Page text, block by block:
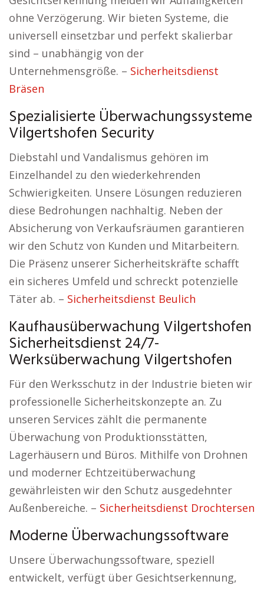
ohne Verzögerung. Wir bieten Systeme, die
universell einsetzbar und perfekt skalierbar
sind – unabhängig von der
Unternehmensgröße. – Sicherheitsdienst
Bräsen
Spezialisierte Überwachungssysteme
Vilgertshofen Security
Diebstahl und Vandalismus gehören im
Einzelhandel zu den wiederkehrenden
Schwierigkeiten. Unsere Lösungen reduzieren
diese Bedrohungen nachhaltig. Neben der
Absicherung von Verkaufsräumen garantieren
wir den Schutz von Kunden und Mitarbeitern.
Die Präsenz unserer Sicherheitskräfte schafft
ein sicheres Umfeld und schreckt potenzielle
Täter ab. – Sicherheitsdienst Beulich
Kaufhausüberwachung Vilgertshofen
Sicherheitsdienst 24/7-
Werksüberwachung Vilgertshofen
Für den Werksschutz in der Industrie bieten wir
professionelle Sicherheitskonzepte an. Zu
unseren Services zählt die permanente
Überwachung von Produktionsstätten,
Lagerhäusern und Büros. Mithilfe von Drohnen
und moderner Echtzeitüberwachung
gewährleisten wir den Schutz ausgedehnter
Außenbereiche. – Sicherheitsdienst Drochtersen
Moderne Überwachungssoftware
Unsere Überwachungssoftware, speziell
entwickelt, verfügt über Gesichtserkennung,